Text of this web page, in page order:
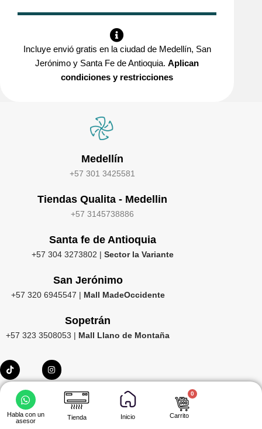
Incluye envió gratis en la ciudad de Medellín, San
Jerónimo y Santa Fe de Antioquia. Aplican
condiciones y restricciones
Habla con un
asesor
Tienda Inicio
0
Carrito
Medellín
+57 301 3425581
Tiendas Qualita - Medellin
+57 3145738886
Santa fe de Antioquia
+57 304 3273802 | Sector la Variante
San Jerónimo
+57 320 6945547 | Mall MadeOccidente
Sopetrán
+57 323 3508053 | Mall Llano de Montaña